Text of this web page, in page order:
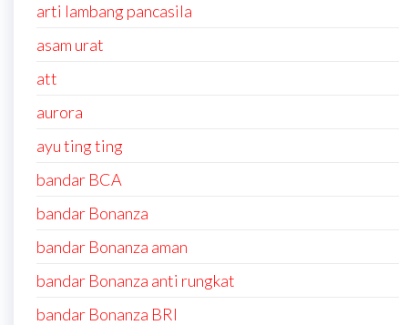
arti lambang pancasila
asam urat
att
aurora
ayu ting ting
bandar BCA
bandar Bonanza
bandar Bonanza aman
bandar Bonanza anti rungkat
bandar Bonanza BRI